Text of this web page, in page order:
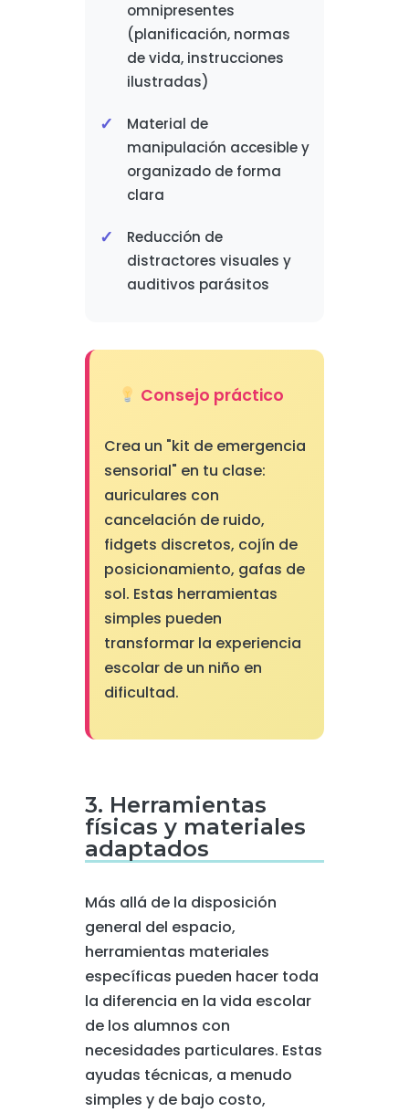
omnipresentes
(planificación, normas
de vida, instrucciones
ilustradas)
Material de
manipulación accesible y
organizado de forma
clara
Reducción de
distractores visuales y
auditivos parásitos
Consejo práctico
Crea un "kit de emergencia
sensorial" en tu clase:
auriculares con
cancelación de ruido,
fidgets discretos, cojín de
posicionamiento, gafas de
sol. Estas herramientas
simples pueden
transformar la experiencia
escolar de un niño en
dificultad.
3. Herramientas
físicas y materiales
adaptados
Más allá de la disposición
general del espacio,
herramientas materiales
específicas pueden hacer toda
la diferencia en la vida escolar
de los alumnos con
necesidades particulares. Estas
ayudas técnicas, a menudo
simples y de bajo costo,